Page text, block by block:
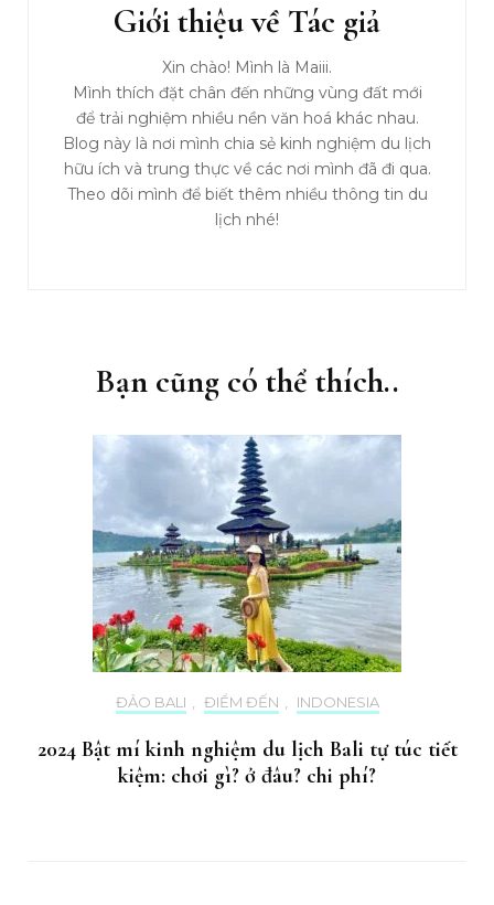
Giới thiệu về Tác giả
Xin chào! Mình là Maiii.
Mình thích đặt chân đến những vùng đất mới
để trải nghiệm nhiều nền văn hoá khác nhau.
Blog này là nơi mình chia sẻ kinh nghiệm du lịch
hữu ích và trung thực về các nơi mình đã đi qua.
Theo dõi mình để biết thêm nhiều thông tin du
lịch nhé!
Bạn cũng có thể thích..
ĐẢO BALI ĐIỂM ĐẾN INDONESIA
2024 Bật mí kinh nghiệm du lịch Bali tự túc tiết
kiệm: chơi gì? ở đâu? chi phí?